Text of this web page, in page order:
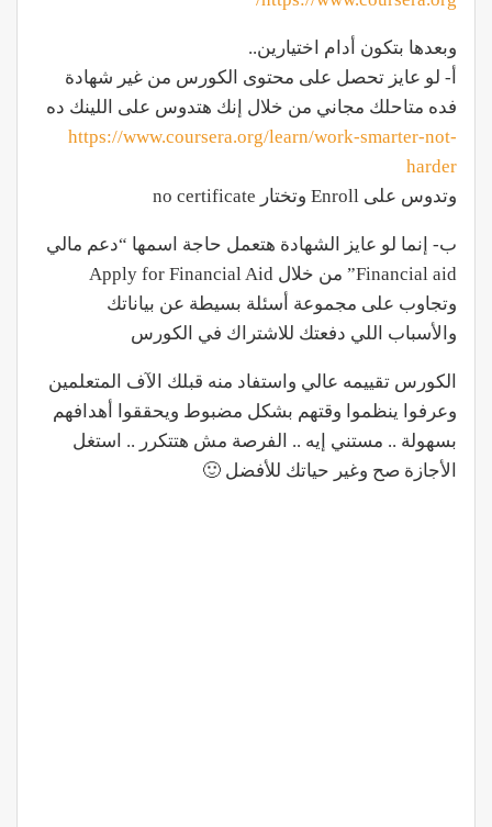
وبعدها بتكون أدام اختيارين..
أ- لو عايز تحصل على محتوى الكورس من غير شهادة
فده متاحلك مجاني من خلال إنك هتدوس على اللينك ده
https://www.coursera.org/learn/work-smarter-not-
harder
وتدوس على Enroll وتختار no certificate
ب- إنما لو عايز الشهادة هتعمل حاجة اسمها “دعم مالي
Financial aid” من خلال Apply for Financial Aid
وتجاوب على مجموعة أسئلة بسيطة عن بياناتك
والأسباب اللي دفعتك للاشتراك في الكورس
الكورس تقييمه عالي واستفاد منه قبلك الآف المتعلمين
وعرفوا ينظموا وقتهم بشكل مضبوط ويحققوا أهدافهم
بسهولة .. مستني إيه .. الفرصة مش هتتكرر .. استغل
الأجازة صح وغير حياتك للأفضل 🙂